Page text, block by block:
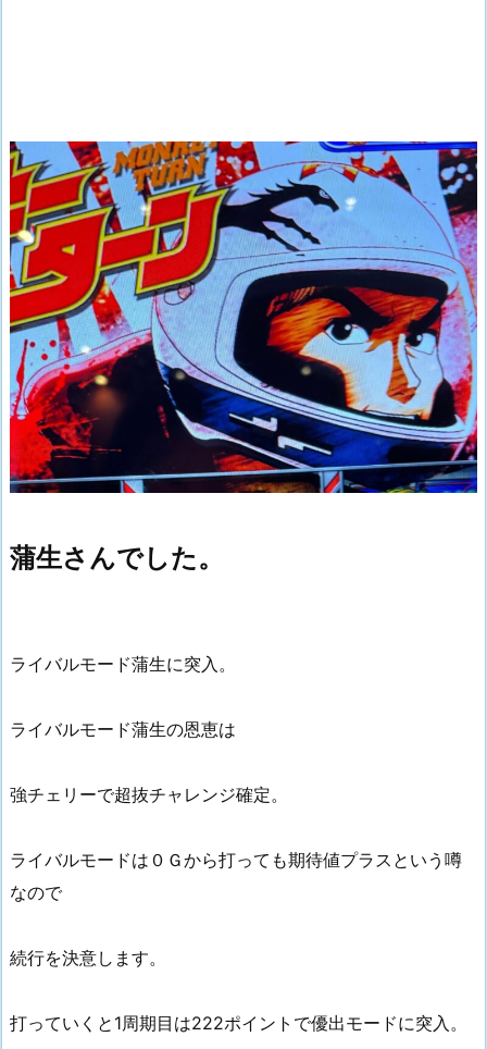
蒲生さんでした。
ライバルモード蒲生に突入。
ライバルモード蒲生の恩恵は
強チェリーで超抜チャレンジ確定。
ライバルモードは０Ｇから打っても期待値プラスという噂
なので
続行を決意します。
打っていくと1周期目は222ポイントで優出モードに突入。